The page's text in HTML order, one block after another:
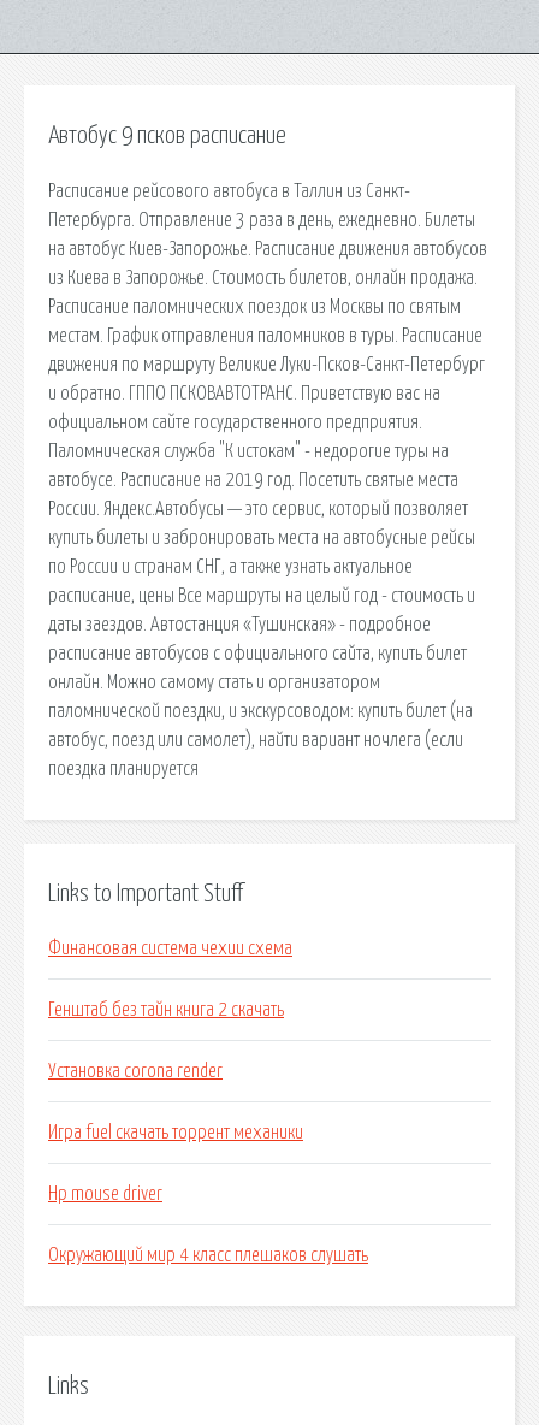
Автобус 9 псков расписание
Расписание рейсового автобуса в Таллин из Санкт-
Петербурга. Отправление 3 раза в день, ежедневно. Билеты
на автобус Киев-Запорожье. Расписание движения автобусов
из Киева в Запорожье. Стоимость билетов, онлайн продажа.
Расписание паломнических поездок из Москвы по святым
местам. График отправления паломников в туры. Расписание
движения по маршруту Великие Луки-Псков-Санкт-Петербург
и обратно. ГППО ПСКОВАВТОТРАНС. Приветствую вас на
официальном сайте государственного предприятия.
Паломническая служба "К истокам" - недорогие туры на
автобусе. Расписание на 2019 год. Посетить святые места
России. Яндекс.Автобусы — это сервис, который позволяет
купить билеты и забронировать места на автобусные рейсы
по России и странам СНГ, а также узнать актуальное
расписание, цены Все маршруты на целый год - стоимость и
даты заездов. Автостанция «Тушинская» - подробное
расписание автобусов с официального сайта, купить билет
онлайн. Можно самому стать и организатором
паломнической поездки, и экскурсоводом: купить билет (на
автобус, поезд или самолет), найти вариант ночлега (если
поездка планируется
Links to Important Stuff
Финансовая система чехии схема
Генштаб без тайн книга 2 скачать
Установка corona render
Игра fuel скачать торрент механики
Hp mouse driver
Окружающий мир 4 класс плешаков слушать
Links